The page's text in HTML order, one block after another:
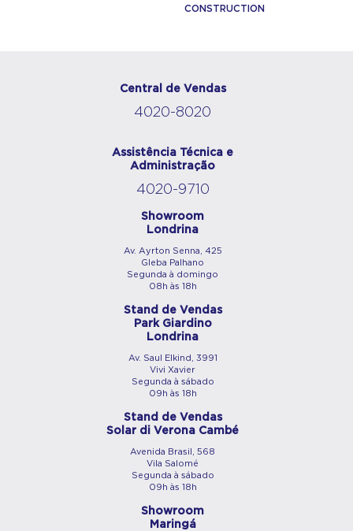
CONSTRUCTION
Central de Vendas
4020-8020
Assistência Técnica e
Administração
4020-9710
Showroom
Londrina
Av. Ayrton Senna, 425
Gleba Palhano
Segunda à domingo
08h às 18h
Stand de Vendas
Park Giardino
Londrina
Av. Saul Elkind, 3991
Vivi Xavier
Segunda à sábado
09h às 18h
Stand de Vendas
Solar di Verona Cambé
Avenida Brasil, 568
Vila Salomé
Segunda à sábado
09h às 18h
Showroom
Maringá